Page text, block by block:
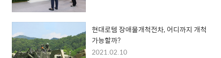
현대로템 장애물개척전차, 어디까지 개척
가능할까?
2021.02.10